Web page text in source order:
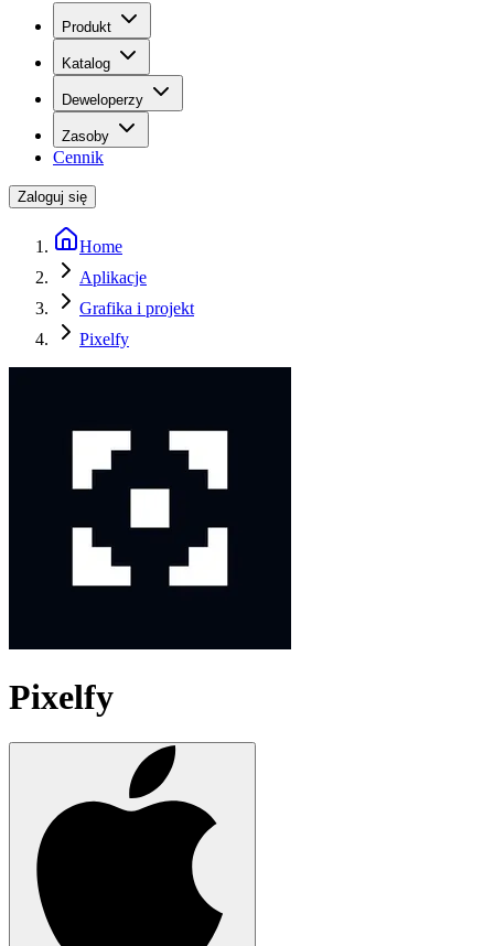
Produkt
Katalog
Deweloperzy
Zasoby
Cennik
Zaloguj się
Home
Aplikacje
Grafika i projekt
Pixelfy
Pixelfy